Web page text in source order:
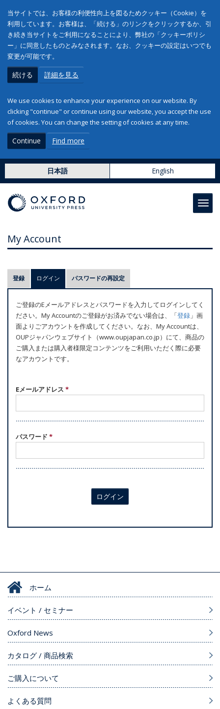
当サイトでは、お客様の利便性向上を図るためクッキー（Cookie）を
利用しています。お客様は、「続ける」のリンクをクリックするか、引
き続き当サイトをご利用になることにより、弊社の「クッキーポリシ
ー」に同意したものとみなされます。なお、クッキーの設定はいつでも
変更が可能です。
続ける 詳細を見る
We use cookies to enhance your experience on our website. By
clicking "continue" or continue using our website, you accept the use
of cookies. You can change the setting of cookies at any time.
Continue Find more
日本語 English
My Account
プ
ラ
マ
リ
ー
タ
ブ
登録 ログイン (アクティブなタブ)
パスワードの再設定
ご登録のEメールアドレスとパスワードを入力してログインしてく
ださい。My Accountのご登録がお済みでない場合は、「登録 」画
面よりごアカウントを作成してください。なお、My Accountは、
OUPジャパンウェブサイト（www.oupjapan.co.jp）にて、商品の
ご購入または購入者様限定コンテンツをご利用いただく際に必要
なアカウントです。
Eメールアドレス *
パスワード *
ログイン
ホーム
イベント / セミナー
Oxford News
カタログ / 商品検索
ご購入について
よくある質問